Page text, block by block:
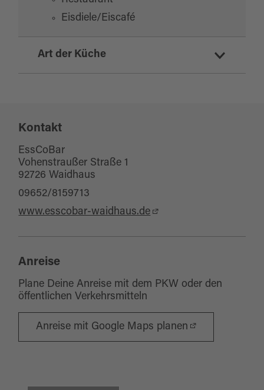
Eisdiele/Eiscafé
Art der Küche
Kontakt
EssCoBar
Vohenstraußer Straße 1
92726 Waidhaus
09652/8159713
www.esscobar-waidhaus.de
Anreise
Plane Deine Anreise mit dem PKW oder den
öffentlichen Verkehrsmitteln
Anreise mit Google Maps planen